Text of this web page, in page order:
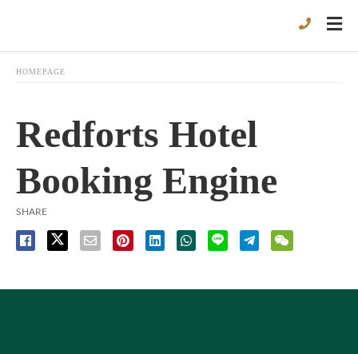
HOMEPAGE
Redforts Hotel
Booking Engine
SHARE